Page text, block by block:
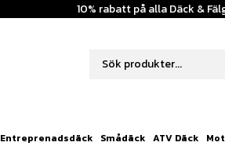
10% rabatt på alla Däck &
Entreprenadsdäck Smådäck ATV Däck